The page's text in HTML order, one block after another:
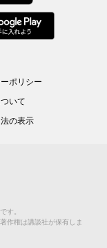
ポリシー
いて
の表示
す。
作権は講談社が保有しま